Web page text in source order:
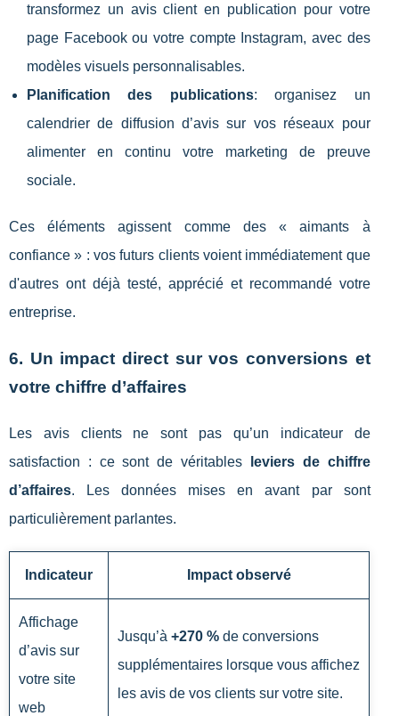
transformez un avis client en publication pour votre
page Facebook ou votre compte Instagram, avec des
modèles visuels personnalisables.
Planification des publications: organisez un
calendrier de diffusion d’avis sur vos réseaux pour
alimenter en continu votre marketing de preuve
sociale.
Ces éléments agissent comme des « aimants à
confiance » : vos futurs clients voient immédiatement que
d'autres ont déjà testé, apprécié et recommandé votre
entreprise.
6. Un impact direct sur vos conversions et
votre chiffre d’affaires
Les avis clients ne sont pas qu’un indicateur de
satisfaction : ce sont de véritables
leviers de chiffre
d’affaires. Les données mises en avant par sont
particulièrement parlantes.
Indicateur Impact observé
Affichage
d’avis sur
votre site
web
Jusqu’à +270 % de conversions
supplémentaires lorsque vous affichez
les avis de vos clients sur votre site.